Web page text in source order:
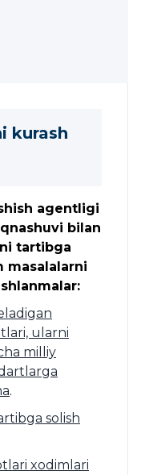
kurash
agentligi
bilan
tartibga
masalalarni
ularni
milliy
.
solish
xodimlari